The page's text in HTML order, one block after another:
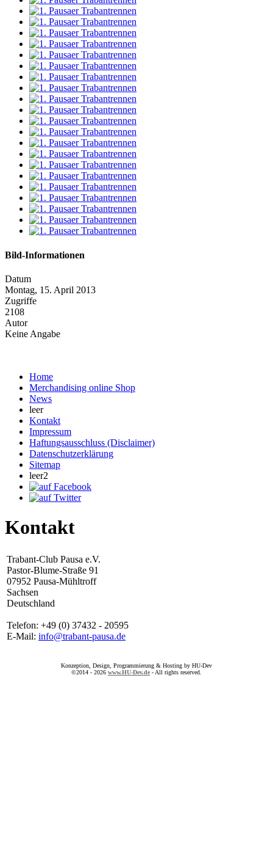
Bild-Informationen
Datum
Montag, 15. April 2013
Zugriffe
2108
Autor
Keine Angabe
Home
Merchandising online Shop
News
leer
Kontakt
Impressum
Haftungsausschluss (Disclaimer)
Datenschutzerklärung
Sitemap
leer2
Kontakt
Trabant-Club Pausa e.V.
Pastor-Blume-Straße 91
07952 Pausa-Mühltroff
Sachsen
Deutschland
Telefon: +49 (0) 37432 - 20595
E-Mail: info@trabant-pausa.de
Konzeption, Design, Programmierung & Hosting by HU-Dev
©2014 - 2026 www.HU-Dev.de - All rights reserved.